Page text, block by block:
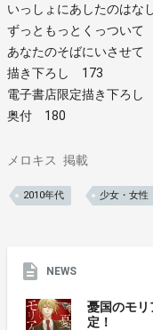
いっしょにあしたのは
ずっともっとくっつい
あなたのそばにいさせて
描き下ろし 173
電子書店限定描き下ろ
奥付 180
メロキス 掲載
2010年代 少女・女性
NEWS
憂国のモ
定！